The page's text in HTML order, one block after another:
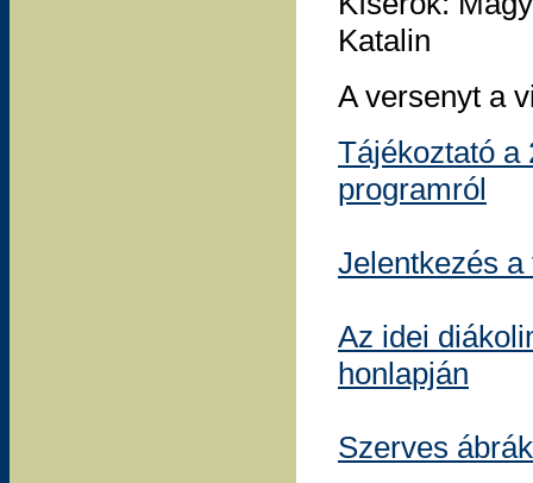
Katalin
A versenyt a
Tájékoztató a
programról
Jelentkezés
Az idei
honlapján
Szerves ábrák